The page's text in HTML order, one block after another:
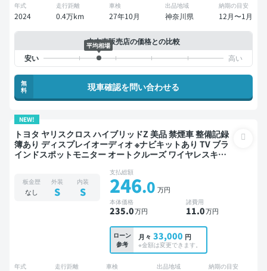
年式
2024
走行距離
0.4万km
車検
27年10月
出品地域
神奈川県
納期の目安
12月〜1月
中古車販売店の価格との比較
平均相場
無
料
現車確認を問い合わせる
NEW!
トヨタ ヤリスクロス ハイブリッドZ 美品 禁煙車 整備記録
簿あり ディスプレイオーディオ ※ナビキットあり TV ブラ
インドスポットモニター オートクルーズ ワイヤレスキー
板金歴
なし
外装
S
内装
S
支払総額
246.0 万円
本体価格
235.0万円
諸費用
11.0万円
ローン
参考
月々 33,000 円
※金額は変更できます。
年式 走行距離 車検 出品地域 納期の目安